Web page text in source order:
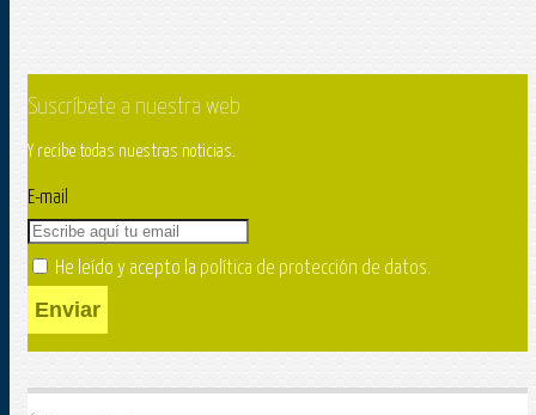
Suscríbete a nuestra web
Y recibe todas nuestras noticias.
E-mail
He leído y acepto la política de protección de datos.
Enviar